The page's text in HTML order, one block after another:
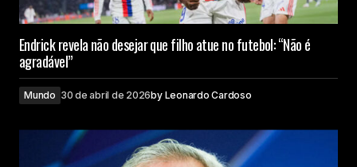
Endrick revela não desejar que filho atue no futebol: “Não é
agradável”
Mundo 30 de abril de 2026by Leonardo Cardoso